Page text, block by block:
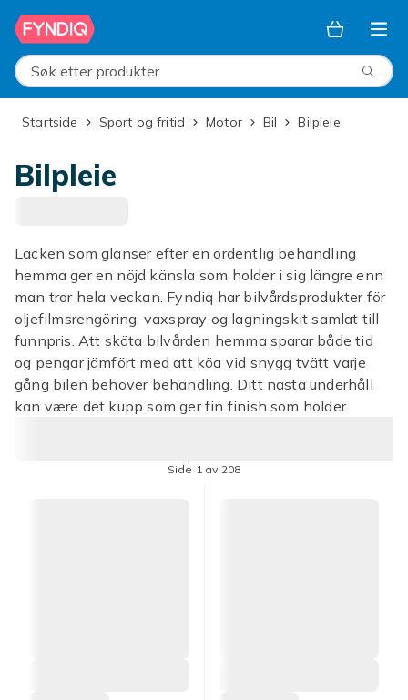
Hopp til hovedinnhold
Søk etter produkter
Startside Sport og fritid Motor Bil Bilpleie
Bilpleie
Lacken som glänser efter en ordentlig behandling
hemma ger en nöjd känsla som holder i sig längre enn
man tror hela veckan. Fyndiq har bilvårdsprodukter för
oljefilmsrengöring, vaxspray og lagningskit samlat till
funnpris. Att sköta bilvården hemma sparar både tid
og pengar jämfört med att köa vid snygg tvätt varje
gång bilen behöver behandling. Ditt nästa underhåll
kan være det kupp som ger fin finish som holder.
Side 1 av 208